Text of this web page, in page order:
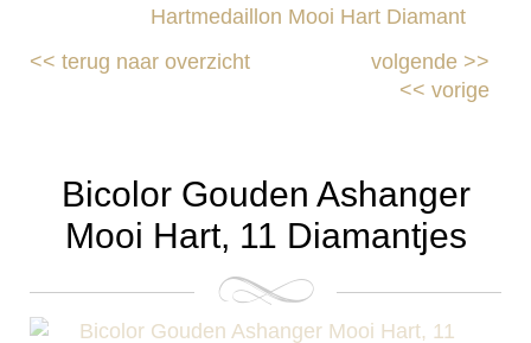
Hartmedaillon Mooi Hart Diamant
<<terug naar overzicht volgende>>
<< vorige
Bicolor Gouden Ashanger
Mooi Hart, 11 Diamantjes